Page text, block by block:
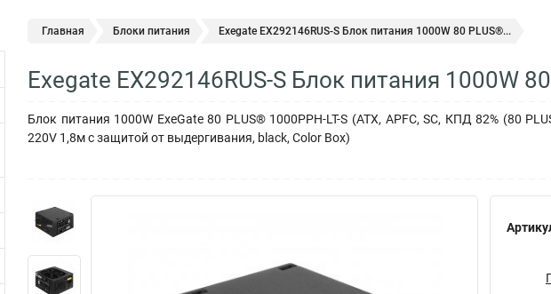
Главная Блоки питания Exegate EX292146RUS-S Блок питания 1000W 80 PLUS®...
Exegate EX292146RUS-S Блок питания 1000W
Блок питания 1000W ExeGate 80 PLUS® 1000PPH-LT-S (ATX, APFC, SC, КПД 82% (80
220V 1,8м с защитой от выдергивания, black, Color Box)